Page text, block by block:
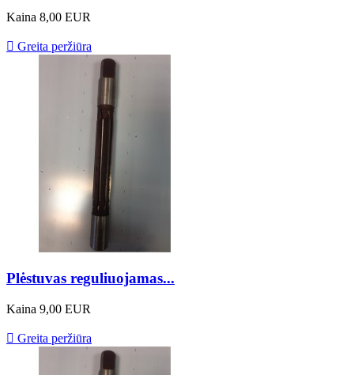
Kaina 8,00 EUR
 Greita peržiūra
Plėstuvas reguliuojamas...
Kaina 9,00 EUR
 Greita peržiūra